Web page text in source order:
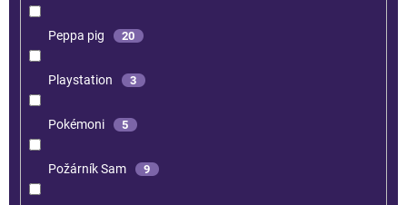
Peppa pig 20
Playstation 3
Pokémoni 5
Požárník Sam 9